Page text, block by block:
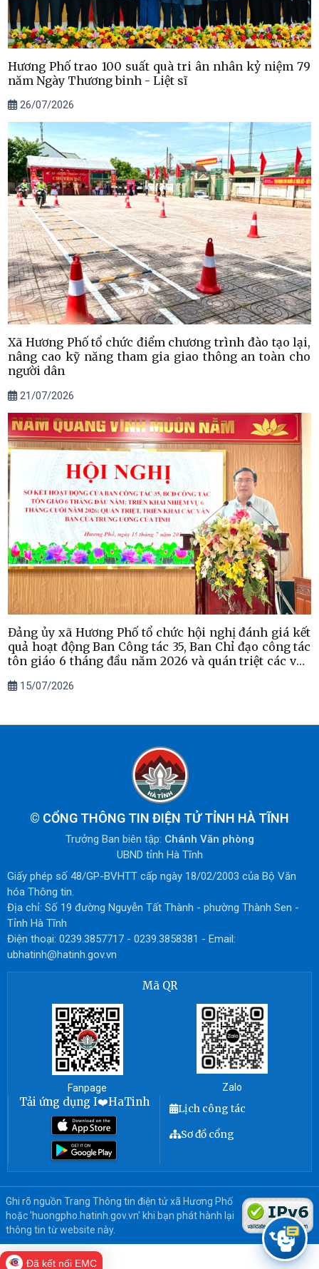
Hương Phố trao 100 suất quà tri ân nhân kỷ niệm 79
năm Ngày Thương binh - Liệt sĩ
26/07/2026
Xã Hương Phố tổ chức điểm chương trình đào tạo lại,
nâng cao kỹ năng tham gia giao thông an toàn cho
người dân
21/07/2026
Đảng ủy xã Hương Phố tổ chức hội nghị đánh giá kết
quả hoạt động Ban Công tác 35, Ban Chỉ đạo công tác
tôn giáo 6 tháng đầu năm 2026 và quán triệt các văn
15/07/2026
© CỔNG THÔNG TIN ĐIỆN TỬ TỈNH HÀ TĨNH
Trưởng Ban biên tập: Chánh Văn phòng
UBND tỉnh Hà Tĩnh
Giấy phép số 48/GP-BVHTT cấp ngày 18/02/2003 của Bộ Văn
hóa Thông tin.
Địa chỉ: Số 19 đường Nguyễn Tất Thành - phường Thành Sen -
Tỉnh Hà Tĩnh
Điện thoại: 0239.3857717 - 0239.3858381 - Email:
ubhatinh@hatinh.gov.vn
Mã QR
Fanpage Zalo
Tải ứng dụng I❤️HaTinh
Lịch công tác
Sơ đồ cổng
Ghi rõ nguồn Trang Thông tin điện tử xã Hương Phố
hoặc 'huongpho.hatinh.gov.vn' khi bạn phát hành lại
thông tin từ website này.
Đã kết nối EMC